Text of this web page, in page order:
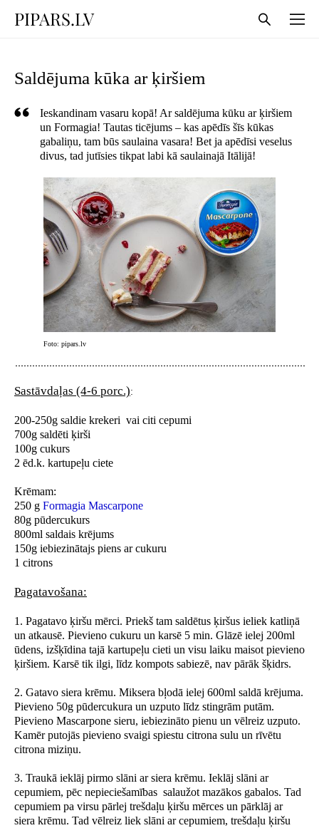
PIPARS.LV
Saldējuma kūka ar ķiršiem
Ieskandinam vasaru kopā! Ar saldējuma kūku ar ķiršiem
un Formagia! Tautas ticējums – kas apēdīs šīs kūkas
gabaliņu, tam būs saulaina vasara! Bet ja apēdīsi veselus
divus, tad jutīsies tikpat labi kā saulainajā Itālijā!
Foto: pipars.lv
Sastāvdaļas (4-6 porc.):
200-250g saldie krekeri vai citi cepumi
700g saldēti ķirši
100g cukurs
2 ēd.k. kartupeļu ciete
Krēmam:
250 g Formagia Mascarpone
80g pūdercukurs
800ml saldais krējums
150g iebiezinātajs piens ar cukuru
1 citrons
Pagatavošana:
1. Pagatavo ķiršu mērci. Priekš tam saldētus ķiršus ieliek katliņā
un atkausē. Pievieno cukuru un karsē 5 min. Glāzē ielej 200ml
ūdens, izšķīdina tajā kartupeļu cieti un visu laiku maisot pievieno
ķiršiem. Karsē tik ilgi, līdz kompots sabiezē, nav pārāk šķidrs.
2. Gatavo siera krēmu. Miksera bļodā ielej 600ml saldā krējuma.
Pievieno 50g pūdercukura un uzputo līdz stingrām putām.
Pievieno Mascarpone sieru, iebiezināto pienu un vēlreiz uzputo.
Kamēr putojās pievieno svaigi spiestu citrona sulu un rīvētu
citrona miziņu.
3. Traukā ieklāj pirmo slāni ar siera krēmu. Ieklāj slāni ar
cepumiem, pēc nepieciešamības salaužot mazākos gabalos. Tad
cepumiem pa virsu pārlej trešdaļu ķiršu mērces un pārklāj ar
siera krēmu. Tad vēlreiz liek slāni ar cepumiem, trešdaļu ķiršu